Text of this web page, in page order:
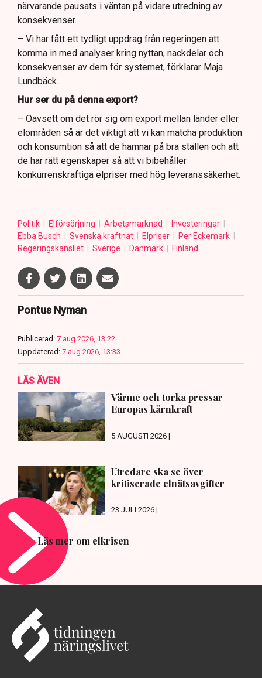
närvarande pausats i väntan på vidare utredning av
konsekvenser.
– Vi har fått ett tydligt uppdrag från regeringen att
komma in med analyser kring nyttan, nackdelar och
konsekvenser av dem för systemet, förklarar Maja
Lundbäck.
Hur ser du på denna export?
– Oavsett om det rör sig om export mellan länder eller
elområden så är det viktigt att vi kan matcha produktion
och konsumtion så att de hamnar på bra ställen och att
de har rätt egenskaper så att vi bibehåller
konkurrenskraftiga elpriser med hög leveranssäkerhet.
Politik Elförsörjning Arbetsmarknad
Investeringar
Ebba Busch
Svenska kraftnät Elpriser
Per Eckemark
Regeringskansliet
Sverige Danmark Finland
Pontus Nyman
Publicerad: 7 aug 2026, 13:22
Uppdaterad: 7 aug 2026, 13:33
LÄS ÄVEN
Värme och torka pressar
Europas kärnkraft
5 AUGUSTI 2026 |
Utredare ska se över
kritiserade elnätsavgifter
23 JULI 2026 |
Läs mer om elkrisen